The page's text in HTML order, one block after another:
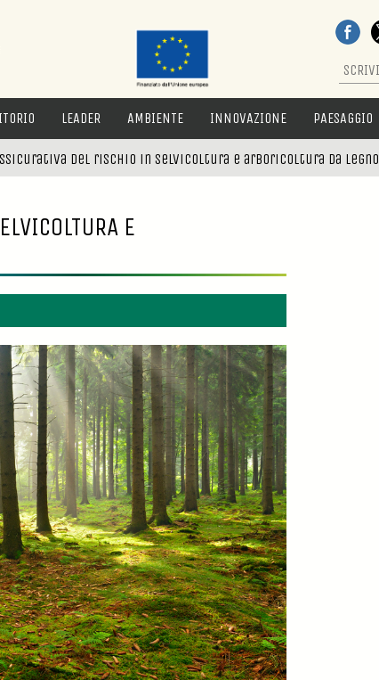
LEADER AMBIENTE INNOVAZIONE PAESAGGIO
del rischio in selvicoltura e arboricoltura da legno
E